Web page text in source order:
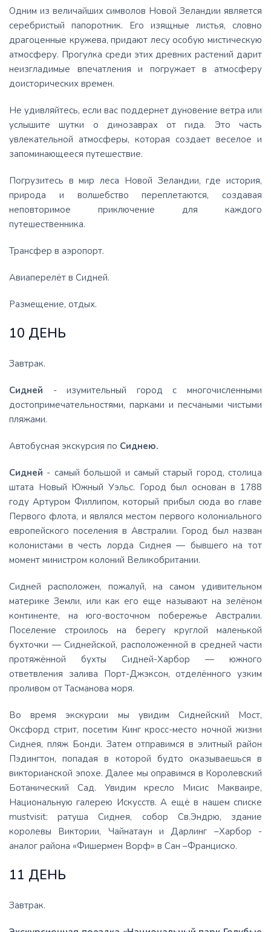
Одним из величайших символов Новой Зеландии является
серебристый папоротник. Его изящные листья, словно
драгоценные кружева, придают лесу особую мистическую
атмосферу. Прогулка среди этих древних растений дарит
неизгладимые впечатления и погружает в атмосферу
доисторических времен.
Не удивляйтесь, если вас поддернет дуновение ветра или
услышите шутки о динозаврах от гида. Это часть
увлекательной атмосферы, которая создает веселое и
запоминающееся путешествие.
Погрузитесь в мир леса Новой Зеландии, где история,
природа и волшебство переплетаются, создавая
неповторимое приключение для каждого
путешественника.
Трансфер в аэропорт.
Авиаперелёт в Сидней.
Размещение, отдых.
10 ДЕНЬ
Завтрак.
Сидней - изумительный город с многочисленными
достопримечательностями, парками и песчаными чистыми
пляжами.
Автобусная экскурсия по Сиднею.
Сидней - самый большой и самый старый город, столица
штата Новый Южный Уэльс. Город был основан в 1788
году Артуром Филлипом, который прибыл сюда во главе
Первого флота, и являлся местом первого колониального
европейского поселения в Австралии. Город был назван
колонистами в честь лорда Сиднея — бывшего на тот
момент министром колоний Великобритании.
Сидней расположен, пожалуй, на самом удивительном
материке Земли, или как его еще называют на зелёном
континенте, на юго-восточном побережье Австралии.
Поселение строилось на берегу круглой маленькой
бухточки — Сиднейской, расположенной в средней части
протяжённой бухты Сидней-Харбор — южного
ответвления залива Порт-Джэксон, отделённого узким
проливом от Тасманова моря.
Во время экскурсии мы увидим Сиднейский Мост,
Оксфорд стрит, посетим Кинг кросс-место ночной жизни
Сиднея, пляж Бонди. Затем отправимся в элитный район
Пэдингтон, попадая в которой будто оказываешься в
викторианской эпохе. Далее мы оправимся в Королевский
Ботанический Сад. Увидим кресло Мисис Макваире,
Национальную галерею Искусств. А ещё в нашем списке
mustvisit: ратуша Сиднея, собор Св.Эндрю, здание
королевы Виктории, Чайнатаун и Дарлинг –Харбор -
аналог района «Фишермен Ворф» в Сан –Франциско.
11 ДЕНЬ
Завтрак.